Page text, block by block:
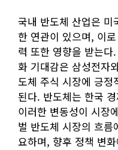
국내 반도체 산업은 미
한 연관이 있으며, 이
력 또한 영향을 받는
화 기대감은 삼성전자
도체 주식 시장에 긍정
된다. 반도체는 한국
이러한 변동성이 시장
벌 반도체 시장의 흐름
요하며, 향후 정책 변